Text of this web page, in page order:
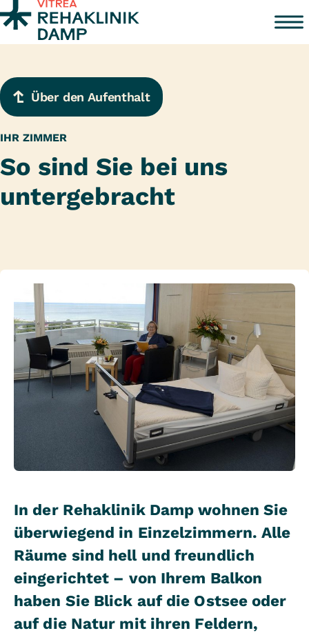
Zum Inhalt springen
Über den Aufenthalt
IHR ZIMMER
So sind Sie bei uns
untergebracht
In der Rehaklinik Damp wohnen Sie
überwiegend in Einzelzimmern. Alle
Räume sind hell und freundlich
eingerichtet – von Ihrem Balkon
haben Sie Blick auf die Ostsee oder
auf die Natur mit ihren Feldern,